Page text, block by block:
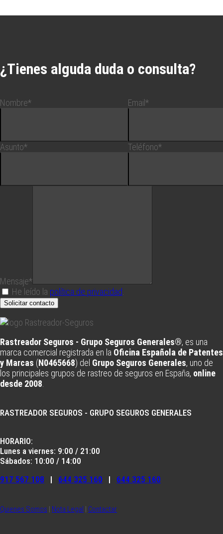
¿Tienes alguda duda o consulta?
Nombre*
Asunto*
Email*
Teléfono*
Mensaje*
He leído la política de privacidad
Solicitar contacto
Rastreador Seguros - Grupo Seguros Generales®, es una
marca comercial registrada en la Oficina Española de Patentes
y Marcas (N0465668) del Grupo Seguros Generales, uno de
los principales grupos de rastreo de seguros en España, online
desde 2008
RASTREADOR SEGUROS - GRUPO SEGUROS GENERALES
HORARIO:
Lunes a viernes: 9:00 / 21:00
Sábados: 10:00 / 14:00
917 567 108 | 644 325 160 | 644 325 160
Quienes Somos | Nota Legal | Contactar